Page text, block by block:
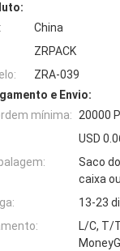
China
ZRPACK
ZRA-039
e Envio:
mínima: 20000
USD
Saco
caixa
13-23
L/C, T/